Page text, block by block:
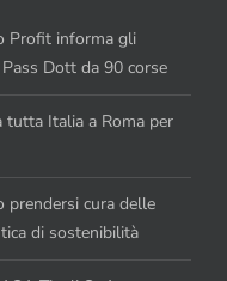
Profit informa gli
Dott da 90 corse
tutta Italia a Roma per
prendersi cura delle
di sostenibilità